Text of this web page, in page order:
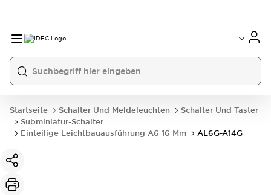
Startseite Schalter Und Meldeleuchten
Schalter Und Taster
Subminiatur-Schalter
Einteilige Leichtbauausführung A6 16 Mm
AL6G-A14G